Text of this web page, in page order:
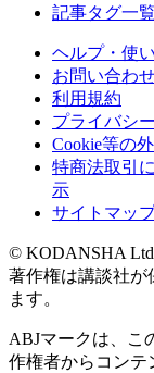
記事タグ一覧
ヘルプ・使
お問い合わ
利用規約
プライバシ
Cookie等の
特商法取引
示
サイトマッ
© KODANSHA
著作権は講談社が
ます。
ABJマークは、こ
作権者からコンテ